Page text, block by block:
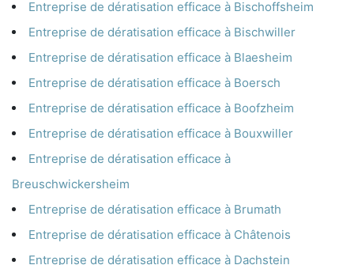
Entreprise de dératisation efficace à Bischoffsheim
Entreprise de dératisation efficace à Bischwiller
Entreprise de dératisation efficace à Blaesheim
Entreprise de dératisation efficace à Boersch
Entreprise de dératisation efficace à Boofzheim
Entreprise de dératisation efficace à Bouxwiller
Entreprise de dératisation efficace à
Breuschwickersheim
Entreprise de dératisation efficace à Brumath
Entreprise de dératisation efficace à Châtenois
Entreprise de dératisation efficace à Dachstein